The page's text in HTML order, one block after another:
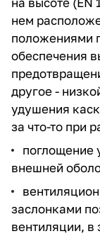
нем
положениями
обеспечения
другое -
удушения
за что-то при
поглощение
внешней
заслонками
вентиляции, в